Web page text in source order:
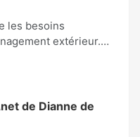
les besoins
extérieur.…
de Dianne de